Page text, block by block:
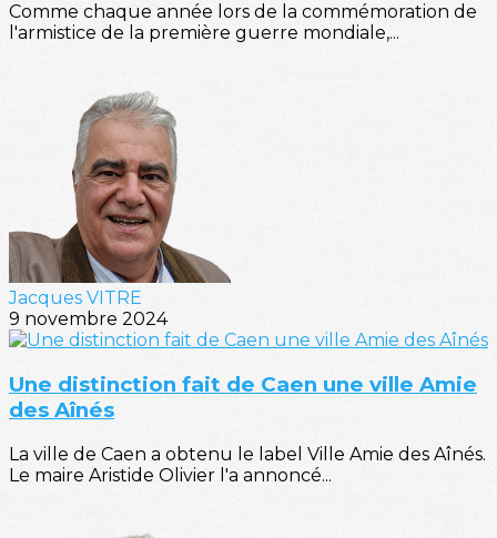
Comme chaque année lors de la commémoration de
l'armistice de la première guerre mondiale,...
Jacques VITRE
9 novembre 2024
Une distinction fait de Caen une ville Amie
des Aînés
La ville de Caen a obtenu le label Ville Amie des Aînés.
Le maire Aristide Olivier l'a annoncé...